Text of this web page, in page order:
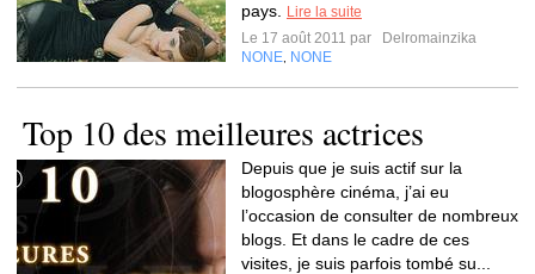
pays.
Lire la suite
Le 17 août 2011 par
Delromainzika
NONE NONE
Top 10 des meilleures actrices
Depuis que je suis actif sur la
blogosphère cinéma, j’ai eu
l’occasion de consulter de nombreux
blogs. Et dans le cadre de ces
visites, je suis parfois tombé su...